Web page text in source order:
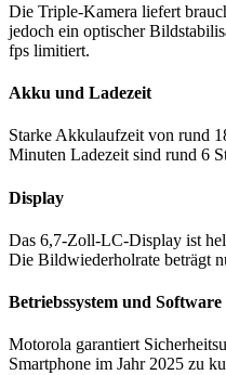
Die Triple-Kamera liefert
jedoch ein optischer
fps limitiert.
Akku und Ladezeit
Starke Akkulaufzeit von rund
Minuten Ladezeit sind rund 6
Display
Das 6,7-Zoll-LC-Display ist
Die Bildwiederholrate beträgt
Betriebssystem und Software
Motorola garantiert
Smartphone im Jahr 2025 zu